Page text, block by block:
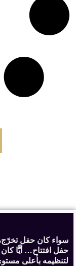
سواء كان حفل
حفل افتتاح… أيًّا
لتنظيمه بأعلى